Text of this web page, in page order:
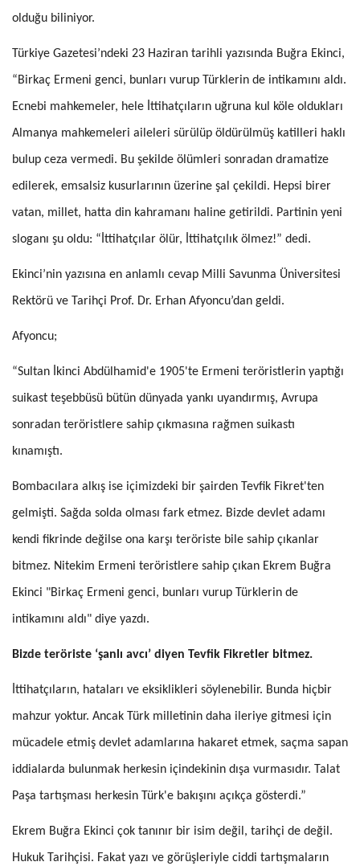
olduğu biliniyor.
Türkiye Gazetesi’ndeki 23 Haziran tarihli yazısında Buğra Ekinci,
“Birkaç Ermeni genci, bunları vurup Türklerin de intikamını aldı.
Ecnebi mahkemeler, hele İttihatçıların uğruna kul köle oldukları
Almanya mahkemeleri aileleri sürülüp öldürülmüş katilleri haklı
bulup ceza vermedi. Bu şekilde ölümleri sonradan dramatize
edilerek, emsalsiz kusurlarının üzerine şal çekildi. Hepsi birer
vatan, millet, hatta din kahramanı haline getirildi. Partinin yeni
sloganı şu oldu: “İttihatçılar ölür, İttihatçılık ölmez!” dedi.
Ekinci’nin yazısına en anlamlı cevap Milli Savunma Üniversitesi
Rektörü ve Tarihçi Prof. Dr. Erhan Afyoncu’dan geldi.
Afyoncu;
“Sultan İkinci Abdülhamid'e 1905'te Ermeni teröristlerin yaptığı
suikast teşebbüsü bütün dünyada yankı uyandırmış, Avrupa
sonradan teröristlere sahip çıkmasına rağmen suikastı
kınamıştı.
Bombacılara alkış ise içimizdeki bir şairden Tevfik Fikret'ten
gelmişti. Sağda solda olması fark etmez. Bizde devlet adamı
kendi fikrinde değilse ona karşı teröriste bile sahip çıkanlar
bitmez. Nitekim Ermeni teröristlere sahip çıkan Ekrem Buğra
Ekinci "Birkaç Ermeni genci, bunları vurup Türklerin de
intikamını aldı" diye yazdı.
Bizde teröriste ‘şanlı avcı’ diyen Tevfik Fikretler bitmez.
İttihatçıların, hataları ve eksiklikleri söylenebilir. Bunda hiçbir
mahzur yoktur. Ancak Türk milletinin daha ileriye gitmesi için
mücadele etmiş devlet adamlarına hakaret etmek, saçma sapan
iddialarda bulunmak herkesin içindekinin dışa vurmasıdır. Talat
Paşa tartışması herkesin Türk'e bakışını açıkça gösterdi.”
Ekrem Buğra Ekinci çok tanınır bir isim değil, tarihçi de değil.
Hukuk Tarihçisi. Fakat yazı ve görüşleriyle ciddi tartışmaların